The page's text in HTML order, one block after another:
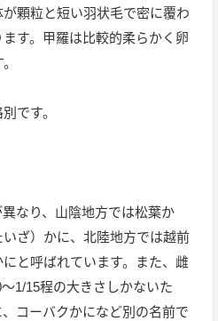
顆粒と短い羽状毛で密に覆わ
す。甲羅は比較的柔らかく卵
です。
なり、山陰地方では松葉か
ざ）かに、北陸地方では越前
と呼ばれています。また、雌
1/15程の大きさしかないた
コーバクかになど別の名前で